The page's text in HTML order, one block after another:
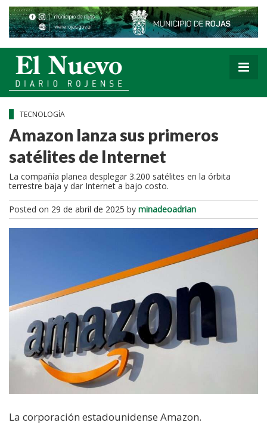
TECNOLOGÍA
Amazon lanza sus primeros
satélites de Internet
La compañía planea desplegar 3.200 satélites en la órbita
terrestre baja y dar Internet a bajo costo.
Posted on 29 de abril de 2025 by minadeoadrian
La corporación estadounidense Amazon.